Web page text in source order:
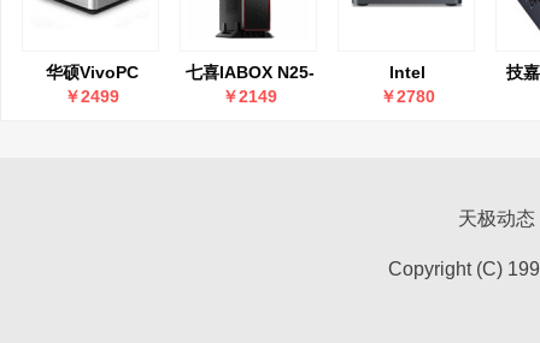
华硕VivoPC
VM40B-S092M
￥2499
七喜IABOX N25-
7IS24
￥2149
Intel
￥2780
技
天极动态
Copyright (C)